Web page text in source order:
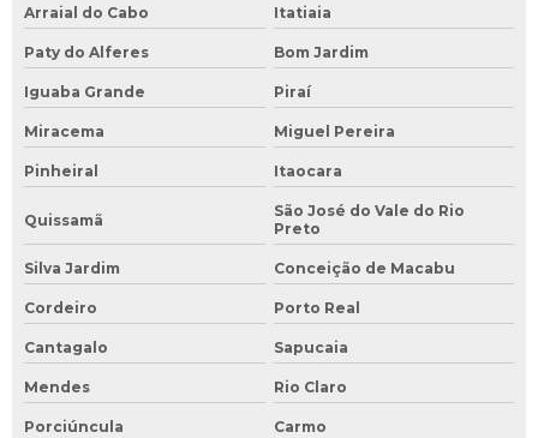
Arraial do Cabo Itatiaia
Paty do Alferes Bom Jardim
Iguaba Grande Piraí
Miracema Miguel Pereira
Pinheiral Itaocara
Quissamã
São José do Vale do Rio
Preto
Silva Jardim Conceição de Macabu
Cordeiro Porto Real
Cantagalo Sapucaia
Mendes Rio Claro
Porciúncula Carmo